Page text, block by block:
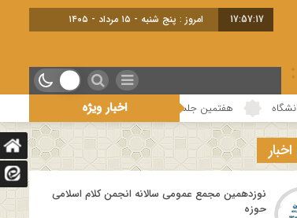
17:57:18 امروز : پنج شنبه - ۱۵ مرداد - ۱۴۰۵
اخبار ویژه
از فصل سوم سلسله نشست های “دین و چالش های روز” ویژه برنامه
نوزدهمین مجمع عمومی سالانه انجمن کلام اسلامی
حوزه